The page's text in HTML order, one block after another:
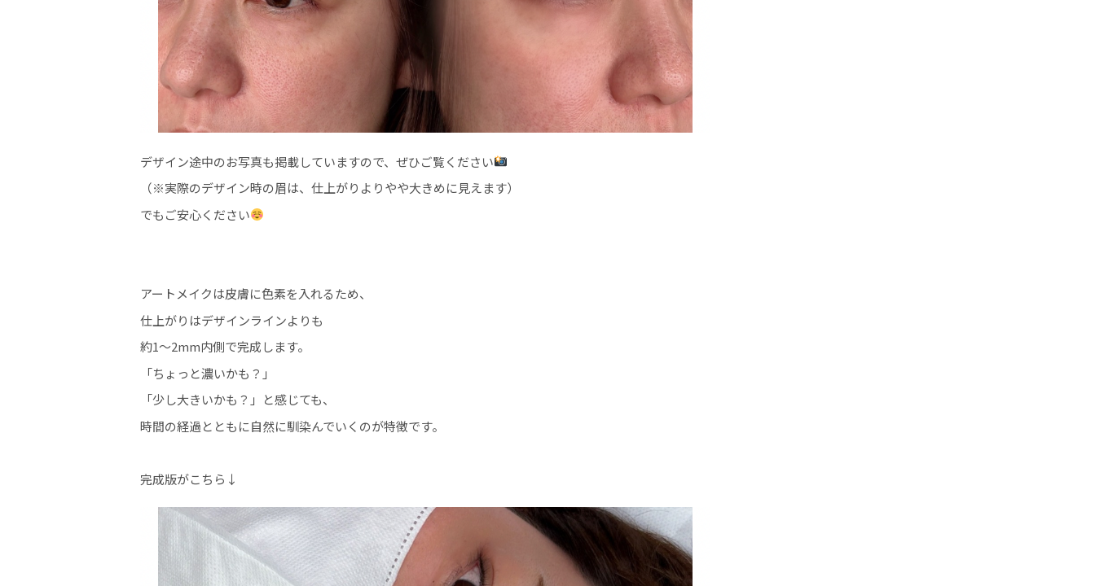
デザイン途中のお写真も掲載していますので、ぜひご覧ください
（※実際のデザイン時の眉は、仕上がりよりやや大きめに見えます）
でもご安心ください
アートメイクは皮膚に色素を入れるため、
仕上がりはデザインラインよりも
約1〜2mm内側で完成します。
「ちょっと濃いかも？」
「少し大きいかも？」と感じても、
時間の経過とともに自然に馴染んでいくのが特徴です。
完成版がこちら↓